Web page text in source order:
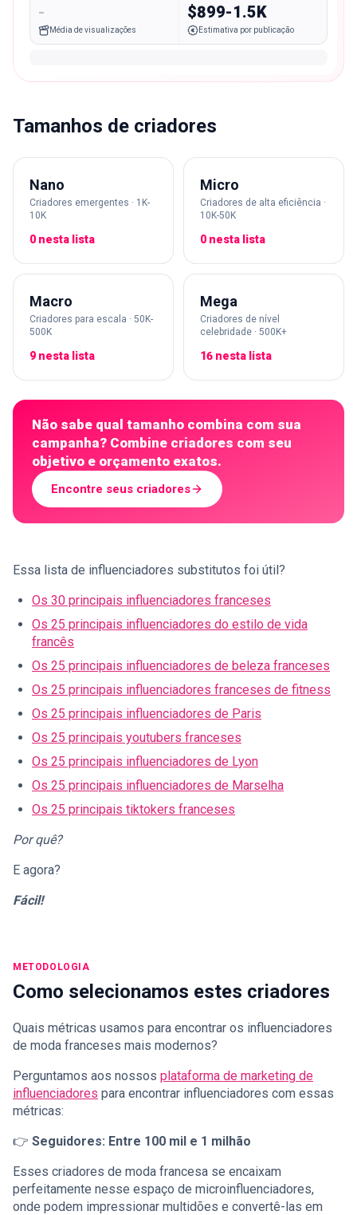
-
Média de visualizações
$899-1.5K
Estimativa por publicação
Tamanhos de criadores
Nano
Criadores emergentes · 1K-
10K
0 nesta lista
Micro
Criadores de alta eficiência ·
10K-50K
0 nesta lista
Macro
Criadores para escala · 50K-
500K
9 nesta lista
Mega
Criadores de nível
celebridade · 500K+
16 nesta lista
Não sabe qual tamanho combina com sua
campanha? Combine criadores com seu
objetivo e orçamento exatos.
Encontre seus criadores
Essa lista de influenciadores substitutos foi útil?
Os 30 principais influenciadores franceses
Os 25 principais influenciadores do estilo de vida
francês
Os 25 principais influenciadores de beleza franceses
Os 25 principais influenciadores franceses de fitness
Os 25 principais influenciadores de Paris
Os 25 principais youtubers franceses
Os 25 principais influenciadores de Lyon
Os 25 principais influenciadores de Marselha
Os 25 principais tiktokers franceses
Por quê?
E agora?
Fácil!
METODOLOGIA
Como selecionamos estes criadores
Quais métricas usamos para encontrar os influenciadores
de moda franceses mais modernos?
Perguntamos aos nossos plataforma de marketing de
influenciadores para encontrar influenciadores com essas
métricas:
👉 Seguidores: Entre 100 mil e 1 milhão
Esses criadores de moda francesa se encaixam
perfeitamente nesse espaço de microinfluenciadores,
onde podem impressionar multidões e convertê-las em